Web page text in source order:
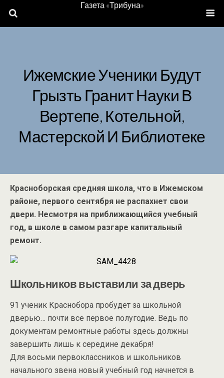
Газета «Трибуна»
Ижемские Ученики Будут
Грызть Гранит Науки В
Вертепе, Котельной,
Мастерской И Библиотеке
Красноборская средняя школа, что в Ижемском
районе, первого сентября не распахнет свои
двери. Несмотря на приближающийся учебный
год, в школе в самом разгаре капитальный
ремонт.
Школьников выставили за дверь
91 ученик Краснобора пробудет за школьной
дверью… почти все первое полугодие. Ведь по
документам ремонтные работы здесь должны
завершить лишь к середине декабря!
Для восьми первоклассников и школьников
начального звена новый учебный год начнется в